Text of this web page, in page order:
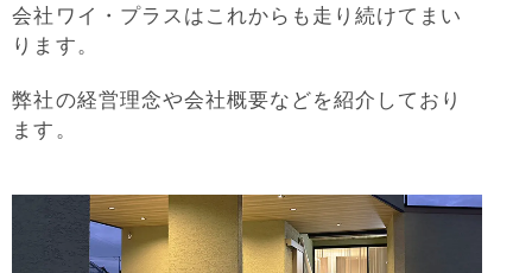
会社ワイ・プラスはこれからも走り続けてまい
ります。
弊社の経営理念や会社概要などを紹介しており
ます。